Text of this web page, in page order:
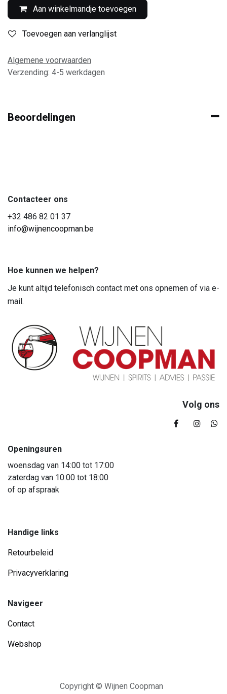
Aan winkelmandje toevoegen
Toevoegen aan verlanglijst
Algemene voorwaarden
Verzending: 4-5 werkdagen
Beoordelingen
Contacteer ons
+32 486 82 01 37
info@wijnencoopman.be
Hoe kunnen we helpen?
Je kunt altijd telefonisch contact met ons opnemen of via e-
mail.
Volg ons
Openingsuren
woensdag van 14:00 tot 17:00
zaterdag van 10:00 tot 18:00
of op afspraak
Handige links
Retourbeleid
Privacyverklaring
Navigeer
Contact
Webshop
Copyright © Wijnen Coopman